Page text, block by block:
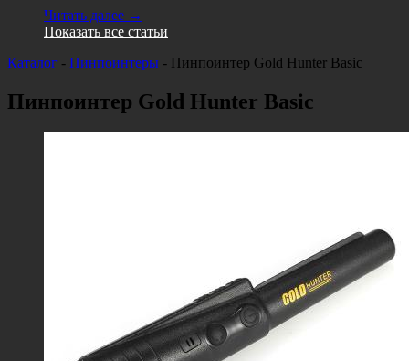
Читать далее →
Показать все статьи
Каталог - Пинпоинтеры - Пинпоинтер Gold Hunter Basic
Пинпоинтер Gold Hunter Basic